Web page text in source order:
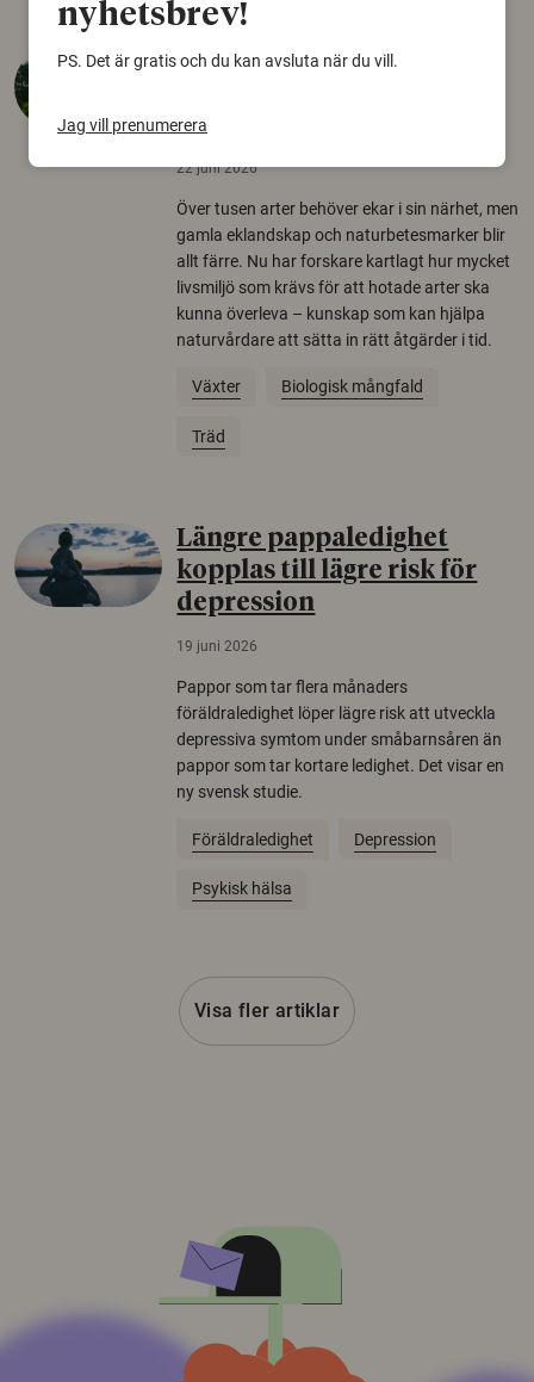
Så mycket eklandskap
arter
22 juni 2026
Över tusen arter behöver ekar i sin närhet, men
gamla eklandskap och naturbetesmarker blir
allt färre. Nu har forskare kartlagt hur mycket
livsmiljö som krävs för att hotade arter ska
kunna överleva – kunskap som kan hjälpa
naturvårdare att sätta in rätt åtgärder i tid.
Växter Biologisk mångfald
Träd
Längre pappaledighet
kopplas till lägre risk för
depression
19 juni 2026
Pappor som tar flera månaders
föräldraledighet löper lägre risk att utveckla
depressiva symtom under småbarnsåren än
pappor som tar kortare ledighet. Det visar en
ny svensk studie.
Föräldraledighet Depression
Psykisk hälsa
Visa fler artiklar
nyhetsbrev!
PS. Det är gratis och du kan avsluta när du vill.
Jag vill prenumerera